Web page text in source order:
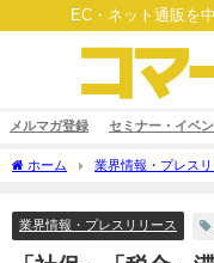
EC・ネット通販を
メルマガ登録 セミナー・イベン
ホーム 業界情報・プレスリ
業界情報・プレスリリース